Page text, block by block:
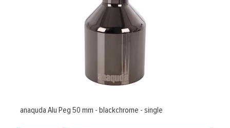
anaquda Alu Peg 50 mm - blackchrome - single